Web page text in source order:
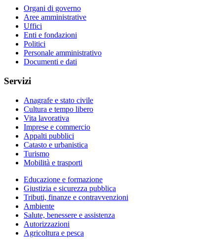
Organi di governo
Aree amministrative
Uffici
Enti e fondazioni
Politici
Personale amministrativo
Documenti e dati
Servizi
Anagrafe e stato civile
Cultura e tempo libero
Vita lavorativa
Imprese e commercio
Appalti pubblici
Catasto e urbanistica
Turismo
Mobilità e trasporti
Educazione e formazione
Giustizia e sicurezza pubblica
Tributi, finanze e contravvenzioni
Ambiente
Salute, benessere e assistenza
Autorizzazioni
Agricoltura e pesca